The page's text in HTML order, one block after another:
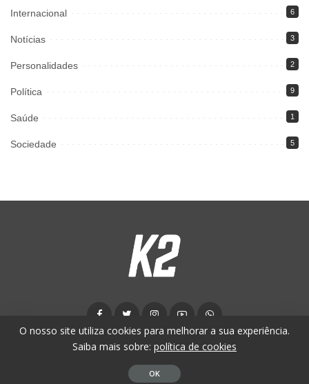
Internacional 6
Notícias 3
Personalidades 2
Política 9
Saúde 1
Sociedade 5
© K2 News - 2024. Todos os direitos reservados.
O nosso site utiliza cookies para melhorar a sua experiência.
Saiba mais sobre: política de cookies
OK